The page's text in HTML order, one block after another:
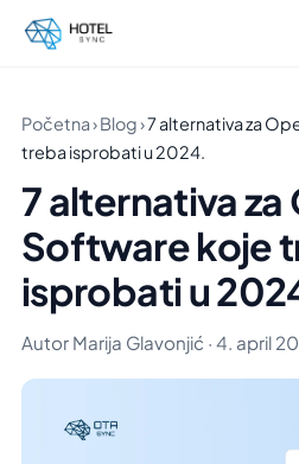
Početna›Blog›7 alternativa za
treba isprobati u 2024.
7 alternativa
Software koje
isprobati u
Autor Marija Glavonjić · 4. april